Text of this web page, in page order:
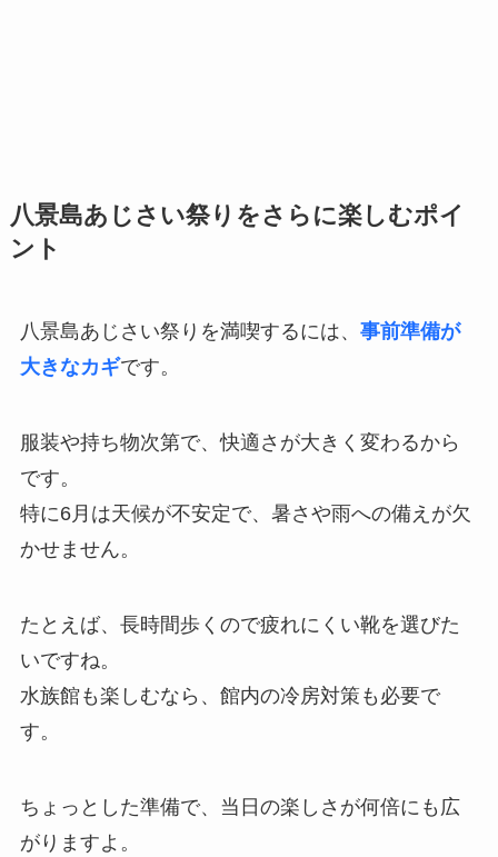
八景島あじさい祭りをさらに楽しむポイ
ント
八景島あじさい祭りを満喫するには、 事前準備が
大きなカギです。
服装や持ち物次第で、快適さが大きく変わるから
です。
特に6月は天候が不安定で、暑さや雨への備えが欠
かせません。
たとえば、長時間歩くので疲れにくい靴を選びた
いですね。
水族館も楽しむなら、館内の冷房対策も必要で
す。
ちょっとした準備で、当日の楽しさが何倍にも広
がりますよ。